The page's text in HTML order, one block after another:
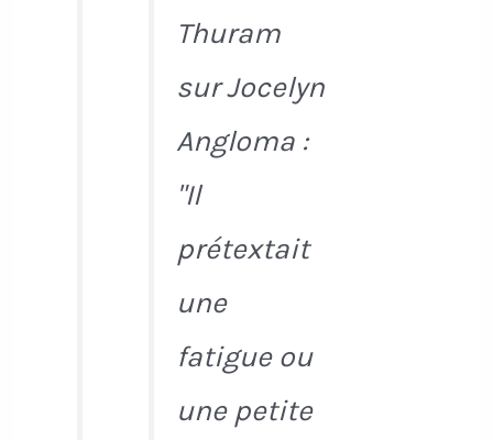
Thuram
sur Jocelyn
Angloma :
"Il
prétextait
une
fatigue ou
une petite